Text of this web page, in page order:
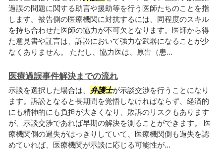
過誤の問題に関する助言や援助等を行う医師たちのことを指
します。被告側の医療機関に対抗するには、同程度のスキル
を持ち合わせた医師の協力が不可欠となります。医師から得
た意見書や証言は、訴訟において強力な武器になることが少
なくありません。 ただし、協力医は、原告（患...
医療過誤事件解決までの流れ
示談を選択した場合は、 弁護士が示談交渉を行うことになり
ます。訴訟となると長期間を覚悟しなければならず、経済的
にも精神的にも負担が大きくなり、敗訴のリスクもあります
が、示談交渉であれば早期の解決を測ることができます。 医
療機関側の過失がはっきりしていて、医療機関側も過失を認
めていれば、医療機関が示談に応じる可能性が...